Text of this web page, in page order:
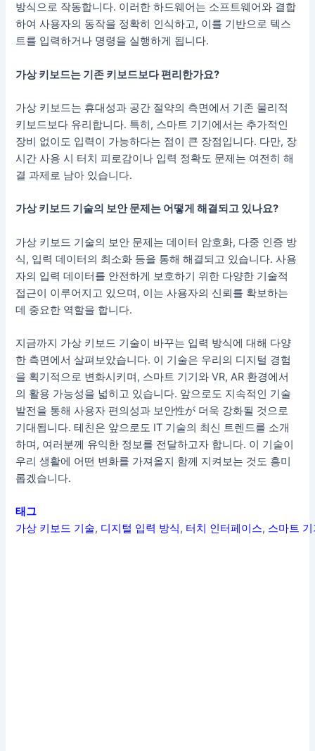
방식으로 작동합니다. 이러한 하드웨어는 소프트웨어와 결합
하여 사용자의 동작을 정확히 인식하고, 이를 기반으로 텍스
트를 입력하거나 명령을 실행하게 됩니다.
가상 키보드는 기존 키보드보다 편리한가요?
가상 키보드는 휴대성과 공간 절약의 측면에서 기존 물리적
키보드보다 유리합니다. 특히, 스마트 기기에서는 추가적인
장비 없이도 입력이 가능하다는 점이 큰 장점입니다. 다만, 장
시간 사용 시 터치 피로감이나 입력 정확도 문제는 여전히 해
결 과제로 남아 있습니다.
가상 키보드 기술의 보안 문제는 어떻게 해결되고 있나요?
가상 키보드 기술의 보안 문제는 데이터 암호화, 다중 인증 방
식, 입력 데이터의 최소화 등을 통해 해결되고 있습니다. 사용
자의 입력 데이터를 안전하게 보호하기 위한 다양한 기술적
접근이 이루어지고 있으며, 이는 사용자의 신뢰를 확보하는
데 중요한 역할을 합니다.
지금까지 가상 키보드 기술이 바꾸는 입력 방식에 대해 다양
한 측면에서 살펴보았습니다. 이 기술은 우리의 디지털 경험
을 획기적으로 변화시키며, 스마트 기기와 VR, AR 환경에서
의 활용 가능성을 넓히고 있습니다. 앞으로도 지속적인 기술
발전을 통해 사용자 편의성과 보안性が 더욱 강화될 것으로
기대됩니다. 테친은 앞으로도 IT 기술의 최신 트렌드를 소개
하며, 여러분께 유익한 정보를 전달하고자 합니다. 이 기술이
우리 생활에 어떤 변화를 가져올지 함께 지켜보는 것도 흥미
롭겠습니다.
태그
가상 키보드 기술, 디지털 입력 방식, 터치 인터페이스, 스마트